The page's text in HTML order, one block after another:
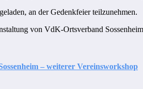
an der Gedenkfeier teilzunehmen.
von VdK-Ortsverband
– weiterer Vereinsworkshop